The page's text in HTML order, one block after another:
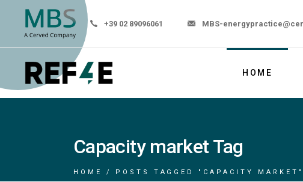
+39 02 89096061 MBS-
HOME
Capacity market Tag
HOME POSTS TAGGED "CAPACITY MARKET"